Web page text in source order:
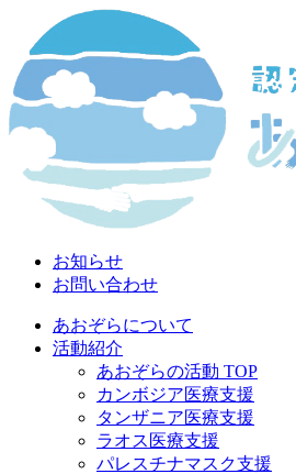
お知らせ
お問い合わせ
あおぞらについて
活動紹介
あおぞらの活動 TOP
カンボジア医療支援
タンザニア医療支援
ラオス医療支援
パレスチナマスク支援